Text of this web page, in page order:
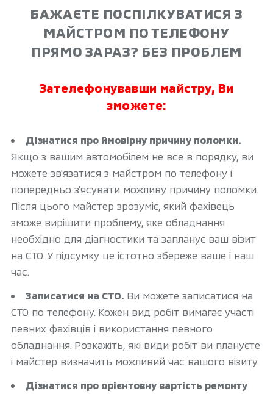
БАЖАЄТЕ ПОСПІЛКУВАТИСЯ З
МАЙСТРОМ ПО ТЕЛЕФОНУ
ПРЯМО ЗАРАЗ? БЕЗ ПРОБЛЕМ
Зателефонувавши майстру, Ви
зможете:
Дізнатися про ймовірну причину поломки.
Якщо з вашим автомобілем не все в порядку, ви
можете зв'язатися з майстром по телефону і
попередньо з'ясувати можливу причину поломки.
Після цього майстер зрозуміє, який фахівець
зможе вирішити проблему, яке обладнання
необхідно для діагностики та запланує ваш візит
на СТО. У підсумку це істотно збереже ваше і наш
час.
Записатися на СТО. Ви можете записатися на
СТО по телефону. Кожен вид робіт вимагає участі
певних фахівців і використання певного
обладнання. Розкажіть, які види робіт ви плануєте
і майстер визначить можливий час вашого візиту.
Дізнатися про орієнтовну вартість ремонту